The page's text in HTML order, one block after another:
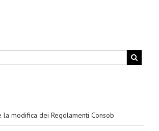
la modifica dei Regolamenti Consob